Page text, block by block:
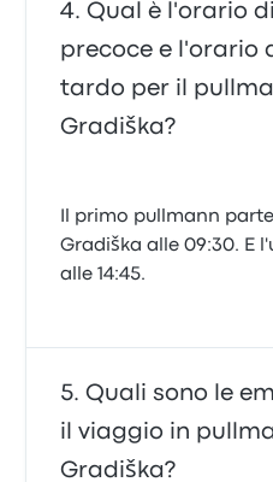
Qual è l'orario
precoce e l'orario
tardo per il
Gradiška?
Il primo pullmann
Gradiška alle 09:30. E
alle 14:45.
Quali sono le
il viaggio in
Gradiška?